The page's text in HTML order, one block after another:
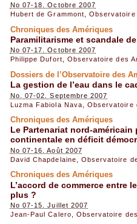
No 07-18. Octobre 2007
Hubert de Grammont
Observatoire
Chroniques des Amériques
Paramilitarisme et scandale
No 07-17. Octobre 2007
Philippe Dufort, Observatoire des
Dossiers de l’Observatoire des
La gestion de l’eau dans le
No. 07-02. Septembre 2007
Luzma Fabiola Nava
Observatoire
Chroniques des Amériques
Le Partenariat nord-
continentale en déficit
No 07-16. Août 2007
David Chapdelaine
Observatoire
Chroniques des Amériques
L’accord de commerce entre
plus ?
No 07-15. Juillet 2007
Jean-Paul Calero
Observatoire